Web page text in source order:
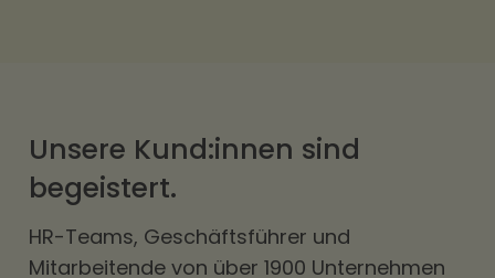
Unsere Kund:innen sind
begeistert.
HR-Teams, Geschäftsführer und
Mitarbeitende von über 1900 Unternehmen